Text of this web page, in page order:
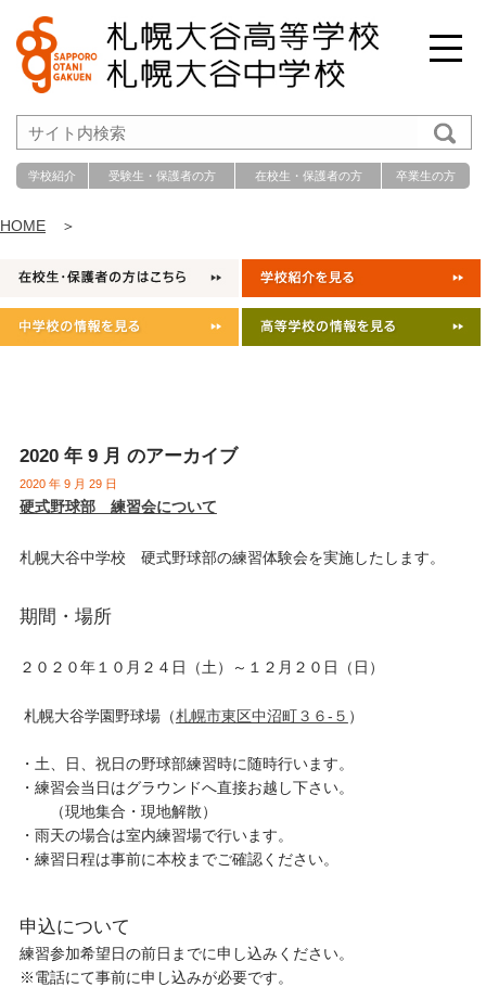
学校紹介 受験生・保護者の方 在校生・保護者の方 卒業生の方
HOME ＞
2020 年 9 月 のアーカイブ
2020 年 9 月 29 日
硬式野球部 練習会について
札幌大谷中学校 硬式野球部の練習体験会を実施したします。
期間・場所
２０２０年１０月２４日（土）～１２月２０日（日）
札幌大谷学園野球場（札幌市東区中沼町３６-５ ）
・土、日、祝日の野球部練習時に随時行います。
・練習会当日はグラウンドへ直接お越し下さい。
（現地集合・現地解散）
・雨天の場合は室内練習場で行います。
・練習日程は事前に本校までご確認ください。
申込について
練習参加希望日の前日までに申し込みください。
※電話にて事前に申し込みが必要です。